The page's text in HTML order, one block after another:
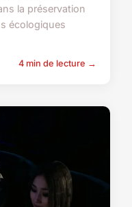
la préservation
écologiques
4 min de lecture →